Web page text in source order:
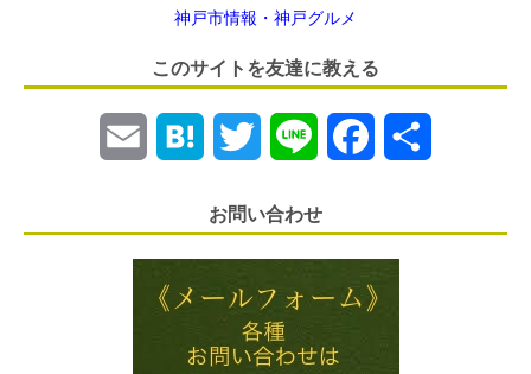
神戸市情報・神戸グルメ
このサイトを友達に教える
a t i
t
n c
お問い合わせ